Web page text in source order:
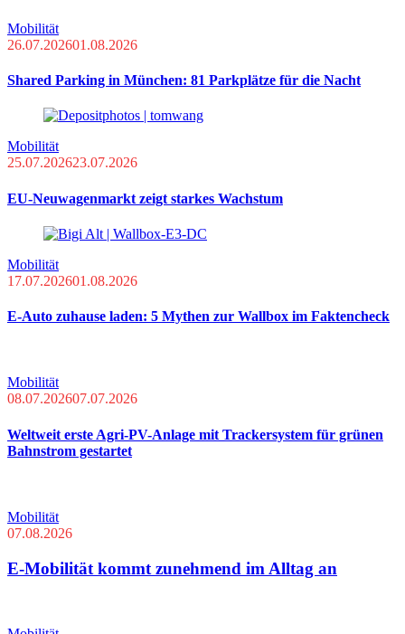
Mobilität
26.07.202601.08.2026
Shared Parking in München: 81 Parkplätze für die Nacht
Mobilität
25.07.202623.07.2026
EU-Neuwagenmarkt zeigt starkes Wachstum
Mobilität
17.07.202601.08.2026
E-Auto zuhause laden: 5 Mythen zur Wallbox im Faktencheck
Mobilität
08.07.202607.07.2026
Weltweit erste Agri-PV-Anlage mit Trackersystem für grünen
Bahnstrom gestartet
Mobilität
07.08.2026
E-Mobilität kommt zunehmend im Alltag an